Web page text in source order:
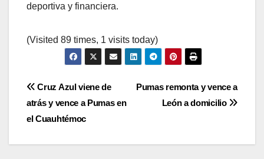
deportiva y financiera.
(Visited 89 times, 1 visits today)
Navegación
de
entradas
Pumas remonta y vence a
León a domicilio
Cruz Azul viene de
atrás y vence a Pumas en
el Cuauhtémoc